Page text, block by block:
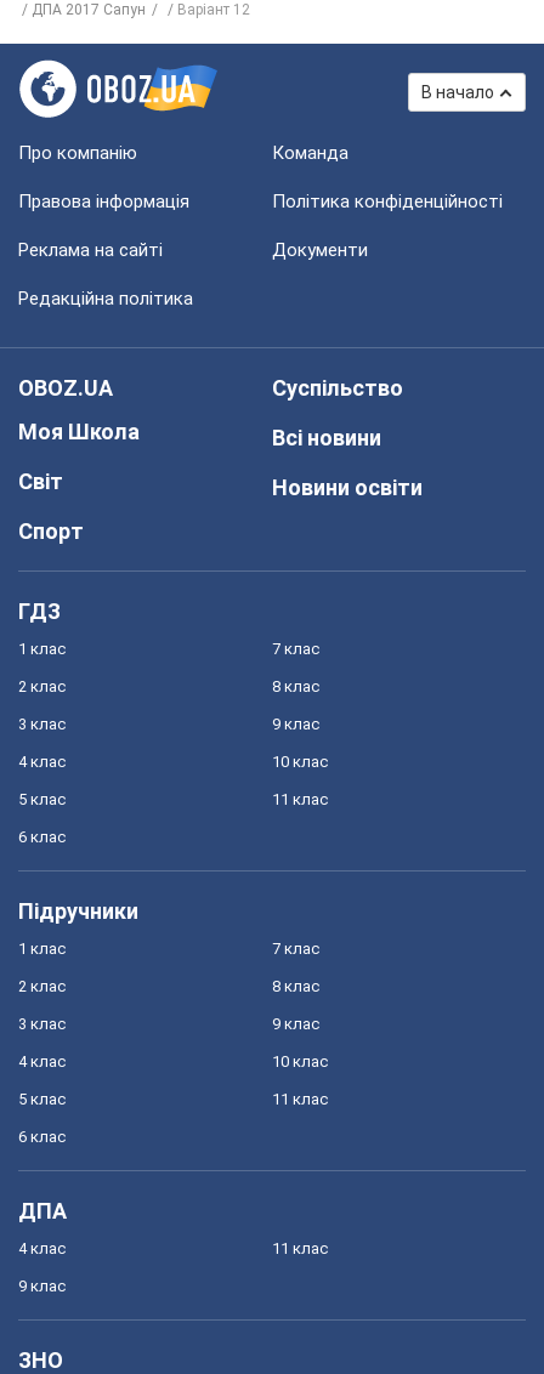
ДПА 2017 Сапун
Варіант 12
В начало
Про компанію Команда
Правова інформація Політика конфіденційності
Реклама на сайті Документи
Редакційна політика
OBOZ.UA
Моя Школа
Світ
Спорт
Суспільство
Всі новини
Новини освіти
ГДЗ
1 клас
2 клас
3 клас
4 клас
5 клас
6 клас
7 клас
8 клас
9 клас
10 клас
11 клас
Підручники
1 клас
2 клас
3 клас
4 клас
5 клас
6 клас
7 клас
8 клас
9 клас
10 клас
11 клас
ДПА
4 клас
9 клас
11 клас
ЗНО